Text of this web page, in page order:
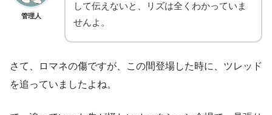
管理人
して伝えないと、リズは全くわかっていま
せんよ。
さて、ロマネの傷ですが、この間登場した時に、ツレッド
を追っていましたよね。